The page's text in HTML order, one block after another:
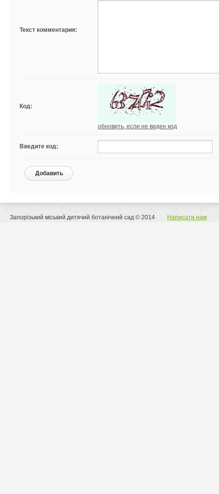
Текст комментария:
Код:
обновить, если не виден код
Введите код:
Добавить
Запорізький міський дитячий ботанічний сад © 2014 Написати нам